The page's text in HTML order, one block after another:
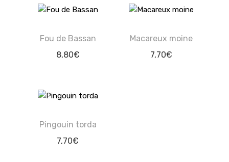
Fou de Bassan
8,80€
Macareux moine
7,70€
Pingouin torda
7,70€